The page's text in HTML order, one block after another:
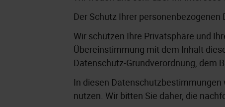
Der Schutz Ihrer
Wir schützen Ihre Privatsphäre und
Übereinstimmung mit dem Inhalt
Datenschutz-Grundverordnung, dem
In diesen
nutzen. Wir bitten Sie daher, die